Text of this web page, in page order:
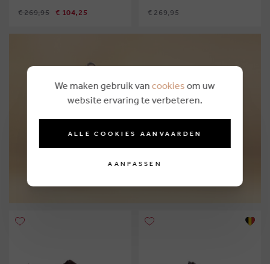
€ 269,95 € 104,25 € 269,95
Personal shopping
MEER INFO
We maken gebruik van cookies om uw
website ervaring te verbeteren.
ALLE COOKIES AANVAARDEN
AANPASSEN